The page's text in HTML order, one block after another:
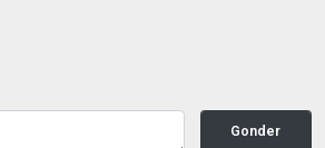
Gonder